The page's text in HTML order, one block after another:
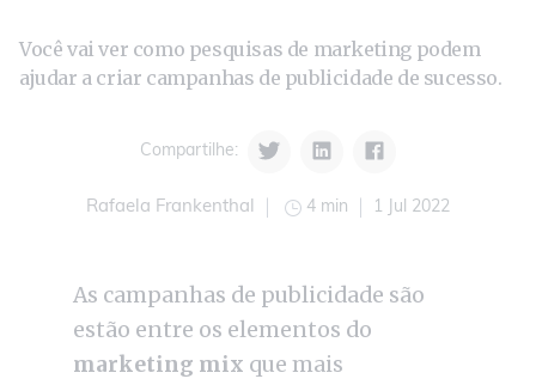
Você vai ver como pesquisas de marketing podem
ajudar a criar campanhas de publicidade de sucesso.
Compartilhe:
Rafaela Frankenthal 4 min 1 Jul 2022
As campanhas de publicidade são
estão entre os elementos do
marketing mix que mais